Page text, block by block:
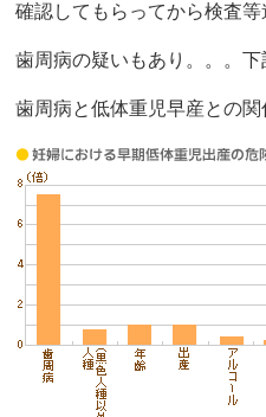
確認してもらってから検査等
歯周病の疑いもあり。。。下
歯周病と低体重児早産との関